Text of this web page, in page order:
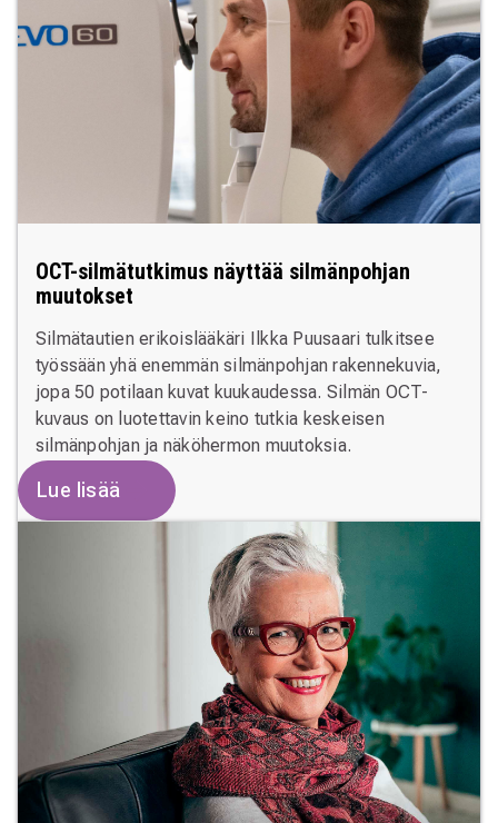
OCT-silmätutkimus näyttää silmänpohjan
muutokset
Silmätautien erikoislääkäri Ilkka Puusaari tulkitsee
työssään yhä enemmän silmänpohjan rakennekuvia,
jopa 50 potilaan kuvat kuukaudessa. Silmän OCT-
kuvaus on luotettavin keino tutkia keskeisen
silmänpohjan ja näköhermon muutoksia.
Lue lisää